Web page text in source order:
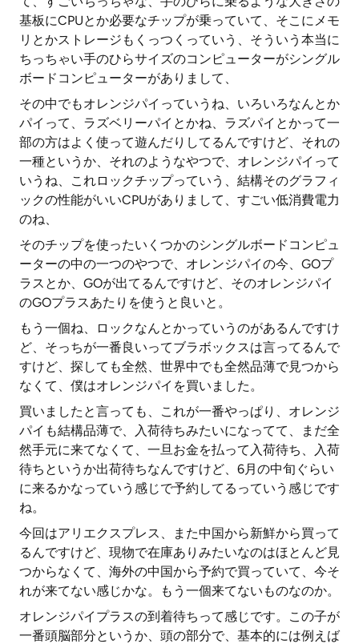
基板にCPUとか必要なチップが乗っていて、そこにメモ
リとかストレージもくっつくっていう、そういう本当に
ちっちゃい手のひらサイズのコンピューターがシングル
ボードコンピューターがありまして、
その中でもオレンジパイっていうね、いろいろなんとか
パイって、ラズベリーパイとかね、ラズパイとかって一
部の方はよく使って遊んだりしてるんですけど、それの
一種というか、それのようなやつで、オレンジパイって
いうね、これロックチップっていう、結構そのグラフィ
ックの性能がいいCPUがありまして、すごい低消費電力
のね、
そのチップを使ったいくつかのシングルボードコンピュ
ーターの中の一つのやつで、オレンジパイの今、GOプ
ラスとか、GOが出てるんですけど、そのオレンジパイ
のGOプラスあたりを使うと良いと。
もう一個ね、ロックなんとかっていうのがあるんですけ
ど、そっちが一番良いってブラボックスは言ってるんで
すけど、探しても全然、世界中でも全然品薄で見つから
なくて、僕はオレンジパイを買いました。
買いましたと言っても、これが一番やっぱり、オレンジ
パイも結構品薄で、入荷待ちみたいになってて、まだ全
然手元に来てなくて、一旦お金を払って入荷待ち、入荷
待ちというか出荷待ちなんですけど、6月の中旬ぐらい
に来るかなっていう感じで予約してるっていう感じです
ね。
今回はアリエクスプレス、また中国から新鮮から買って
るんですけど、現物で在庫ありみたいなのはほとんど見
つからなくて、海外の中国から予約で買っていて、今そ
れが来てない感じかな。もう一個来てないものなのか。
オレンジパイプラスの到着待ちって感じです。この子が
一番頭脳部分というか、頭の部分で、基本的には例えば